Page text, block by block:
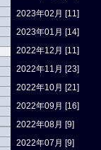
2023年02月 [11]
2023年01月 [14]
2022年12月 [11]
2022年11月 [23]
2022年10月 [21]
2022年09月 [16]
2022年08月 [9]
2022年07月 [9]